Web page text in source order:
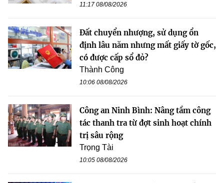
11:17 08/08/2026
Đất chuyển nhượng, sử dụng ổn
định lâu năm nhưng mất giấy tờ gốc,
có được cấp sổ đỏ?
Thành Công
10:06 08/08/2026
Công an Ninh Bình: Nâng tầm công
tác thanh tra từ đợt sinh hoạt chính
trị sâu rộng
Trọng Tài
10:05 08/08/2026